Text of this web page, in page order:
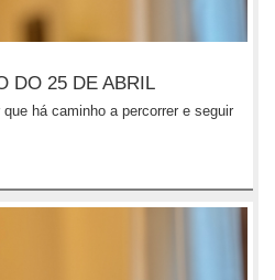
DO 25 DE ABRIL
há caminho a percorrer e seguir